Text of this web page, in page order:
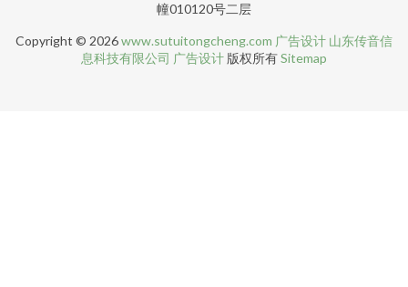
幢010120号二层
Copyright © 2026www.sutuitongcheng.com 广告设计 山东传音信
息科技有限公司 广告设计 版权所有Sitemap